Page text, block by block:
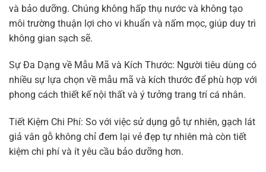
và bảo dưỡng. Chúng không hấp thụ nước và không tạo
môi trường thuận lợi cho vi khuẩn và nấm mọc, giúp duy trì
không gian sạch sẽ.
Sự Đa Dạng về Mẫu Mã và Kích Thước: Người tiêu dùng có
nhiều sự lựa chọn về mẫu mã và kích thước để phù hợp với
phong cách thiết kế nội thất và ý tưởng trang trí cá nhân.
Tiết Kiệm Chi Phí: So với việc sử dụng gỗ tự nhiên, gạch lát
giả vân gỗ không chỉ đem lại vẻ đẹp tự nhiên mà còn tiết
kiệm chi phí và ít yêu cầu bảo dưỡng hơn.